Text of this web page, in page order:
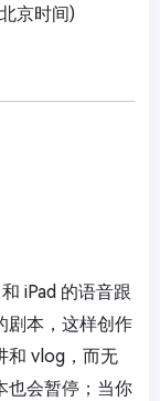
京时间)
iPad 的语音跟
剧本，这样创作
和 vlog，而无
也会暂停；当你